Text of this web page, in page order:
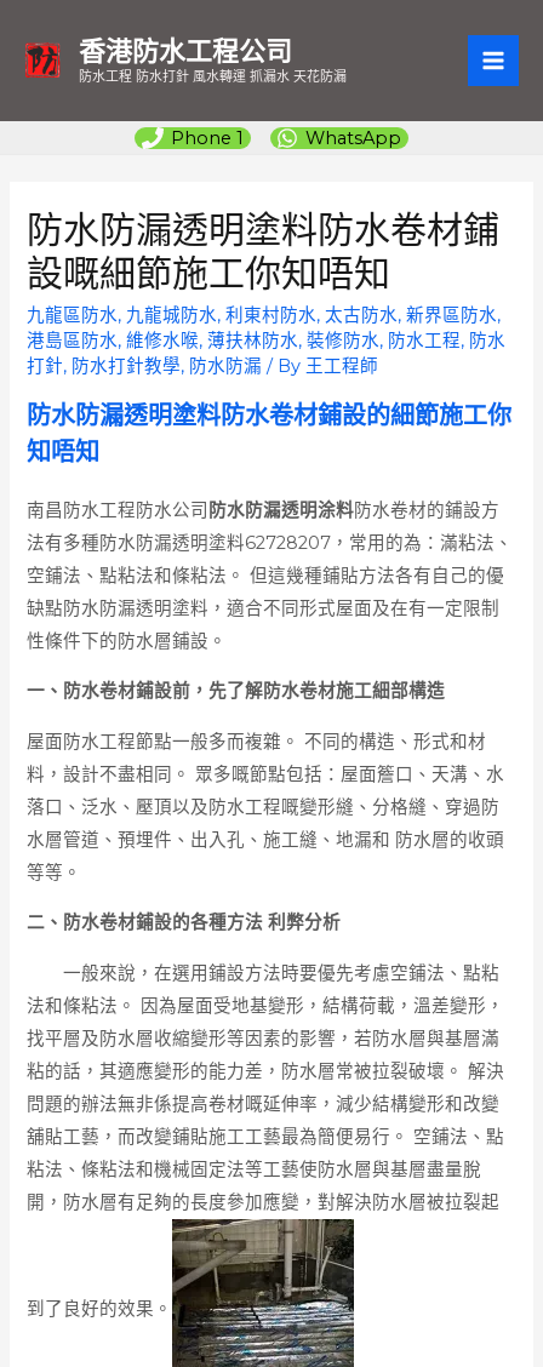
香港防水工程公司
防水工程 防水打針 風水轉運 抓漏水 天花防漏
Phone 1 WhatsApp
防水防漏透明塗料防水卷材鋪
設嘅細節施工你知唔知
九龍區防水, 九龍城防水,利東村防水,太古防水,新界區防水,
港島區防水,維修水喉,薄扶林防水,裝修防水, 防水工程, 防水
打針, 防水打針教學, 防水防漏 / By 王工程師
防水防漏透明塗料防水卷材鋪設的細節施工你
知唔知
南昌防水工程防水公司 防水防漏透明涂料防水卷材的鋪設方
法有多種防水防漏透明塗料62728207，常用的為：滿粘法、
空鋪法、點粘法和條粘法。 但這幾種鋪貼方法各有自己的優
缺點防水防漏透明塗料，適合不同形式屋面及在有一定限制
性條件下的防水層鋪設。
一、防水卷材鋪設前，先了解防水卷材施工細部構造
屋面防水工程節點一般多而複雜。 不同的構造、形式和材
料，設計不盡相同。 眾多嘅節點包括：屋面簷口、天溝、水
落口、泛水、壓頂以及防水工程嘅變形縫、分格縫、穿過防
水層管道、預埋件、出入孔、施工縫、地漏和 防水層的收頭
等等。
二、防水卷材鋪設的各種方法 利弊分析
一般來說，在選用鋪設方法時要優先考慮空鋪法、點粘
法和條粘法。 因為屋面受地基變形，結構荷載，溫差變形，
找平層及防水層收縮變形等因素的影響，若防水層與基層滿
粘的話，其適應變形的能力差，防水層常被拉裂破壞。 解決
問題的辦法無非係提高卷材嘅延伸率，減少結構變形和改變
舖貼工藝，而改變鋪貼施工工藝最為簡便易行。 空鋪法、點
粘法、條粘法和機械固定法等工藝使防水層與基層盡量脫
開，防水層有足夠的長度參加應變，對解決防水層被拉裂起
到了良好的效果。